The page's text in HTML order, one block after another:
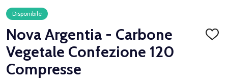
Disponibile
Nova Argentia - Carbone
Vegetale Confezione 120
Compresse